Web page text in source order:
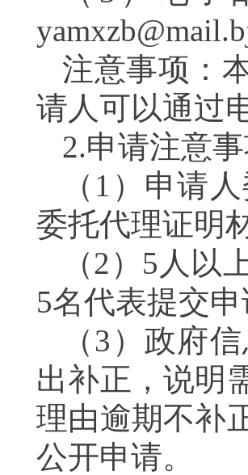
注意事项：
请人可以通过
2.申请注意
（1）申请
委托代理证明
（2）5人
5名代表提交
（3）政府
出补正，说明
理由逾期不补
公开申请。